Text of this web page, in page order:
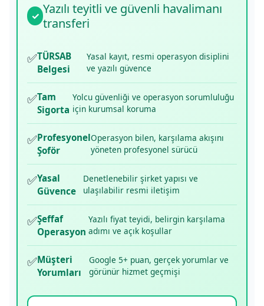
✓ Yazılı teyitli ve güvenli havalimanı
transferi
✅TÜRSAB
Belgesi
Yasal kayıt, resmi operasyon disiplini
ve yazılı güvence
✅Tam
Sigorta
Yolcu güvenliği ve operasyon sorumluluğu
için kurumsal koruma
✅Profesyonel
Şoför
Operasyon bilen, karşılama akışını
yöneten profesyonel sürücü
✅Yasal
Güvence
Denetlenebilir şirket yapısı ve
ulaşılabilir resmi iletişim
✅Şeffaf
Operasyon
Yazılı fiyat teyidi, belirgin karşılama
adımı ve açık koşullar
✅Müşteri
Yorumları
Google 5+ puan, gerçek yorumlar ve
görünür hizmet geçmişi